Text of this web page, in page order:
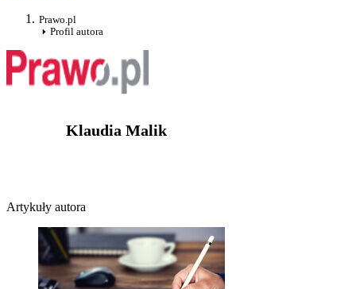
Prawo.pl
Profil autora
Klaudia Malik
Artykuły autora